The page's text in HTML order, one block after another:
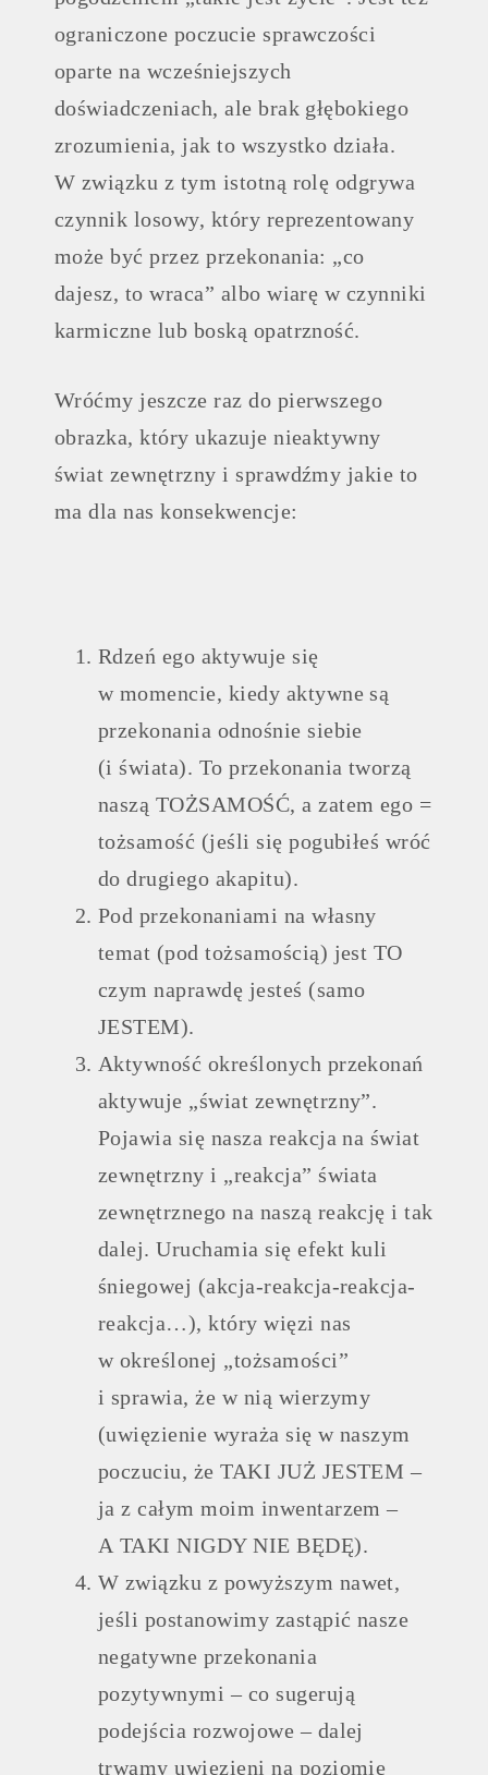
ograniczone poczucie sprawczości
oparte na wcześniejszych
doświadczeniach, ale brak głębokiego
zrozumienia, jak to wszystko działa.
W związku z tym istotną rolę odgrywa
czynnik losowy, który reprezentowany
może być przez przekonania: „co
dajesz, to wraca” albo wiarę w czynniki
karmiczne lub boską opatrzność.
Wróćmy jeszcze raz do pierwszego
obrazka, który ukazuje nieaktywny
świat zewnętrzny i sprawdźmy jakie to
ma dla nas konsekwencje:
Rdzeń ego aktywuje się
w momencie, kiedy aktywne są
przekonania odnośnie siebie
(i świata). To przekonania tworzą
naszą TOŻSAMOŚĆ, a zatem ego =
tożsamość (jeśli się pogubiłeś wróć
do drugiego akapitu).
Pod przekonaniami na własny
temat (pod tożsamością) jest TO
czym naprawdę jesteś (samo
JESTEM).
Aktywność określonych przekonań
aktywuje „świat zewnętrzny”.
Pojawia się nasza reakcja na świat
zewnętrzny i „reakcja” świata
zewnętrznego na naszą reakcję i tak
dalej. Uruchamia się efekt kuli
śniegowej (akcja-reakcja-reakcja-
reakcja…), który więzi nas
w określonej „tożsamości”
i sprawia, że w nią wierzymy
(uwięzienie wyraża się w naszym
poczuciu, że TAKI JUŻ JESTEM –
ja z całym moim inwentarzem –
A TAKI NIGDY NIE BĘDĘ).
W związku z powyższym nawet,
jeśli postanowimy zastąpić nasze
negatywne przekonania
pozytywnymi – co sugerują
podejścia rozwojowe – dalej
trwamy uwięzieni na poziomie